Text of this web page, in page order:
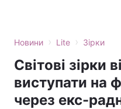
Новини › Lite › Зірки
Світові зірки
виступати на
через екс-